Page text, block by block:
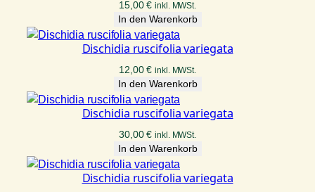
15,00€ inkl. MWSt.
In den Warenkorb
Dischidia ruscifolia variegata
12,00€ inkl. MWSt.
In den Warenkorb
Dischidia ruscifolia variegata
30,00€ inkl. MWSt.
In den Warenkorb
Dischidia ruscifolia variegata